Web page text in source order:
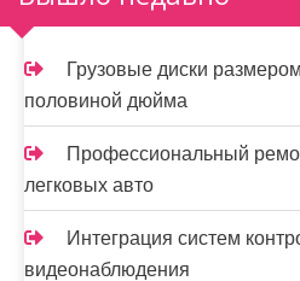
а
п
и
с
я
м
Грузовые диски
половиной дюйма
Профессиональный
легковых авто
Интеграция систем
видеонаблюдения